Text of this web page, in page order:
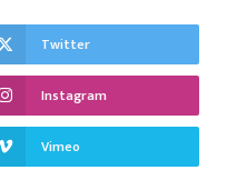
Twitter
Instagram
Vimeo